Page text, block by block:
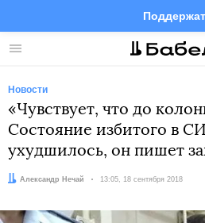
Меню Facebook
Новости
«Чувствует, что до
Состояние избитого в
ухудшилось, он пишет
Автор:
Александр Нечай Дата:
13:05, 18 сентября 2018